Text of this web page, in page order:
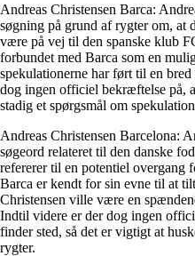
Andreas Christensen Barca:
søgning på grund af rygter om, at
være på vej til den spanske klub
forbundet med Barca som en
spekulationerne har ført til en
dog ingen officiel bekræftelse på,
stadig et spørgsmål om
Andreas Christensen Barcelona:
søgeord relateret til den danske
refererer til en potentiel overgang
Barca er kendt for sin evne til at
Christensen ville være en
Indtil videre er der dog ingen
finder sted, så det er vigtigt at
rygter.